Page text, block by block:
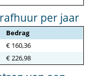
per jaar
Bedrag
€ 160,36
€ 226,98